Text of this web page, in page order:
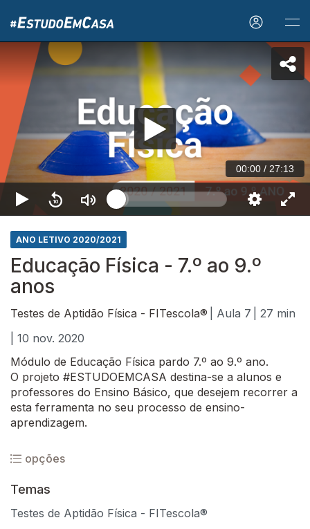
00:00 / 27:13
ANO LETIVO 2020/2021
Educação Física - 7.º ao 9.º
anos
Testes de Aptidão Física - FITescola® | Aula 7
| 27 min
| 10 nov. 2020
Módulo de Educação Física pardo 7.º ao 9.º ano.
O projeto #ESTUDOEMCASA destina-se a alunos e
professores do Ensino Básico, que desejem recorrer a
esta ferramenta no seu processo de ensino-
aprendizagem.
opções
Temas
Testes de Aptidão Física - FITescola®